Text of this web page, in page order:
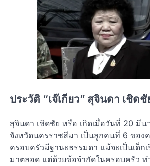
ประวัติ “เจ๊เกียว” สุจินดา เชิดชั
สุจินดา เชิดชัย หรือ เกิดเมื่อวันที่ 20 มี
จังหวัดนครราชสีมา เป็นลูกคนที่ 6 ของ
ครอบครัวมีฐานะธรรมดา แม้จะเป็นเด็ก
มาตลอด แต่ด้วยข้อจำกัดในครอบครัว ท